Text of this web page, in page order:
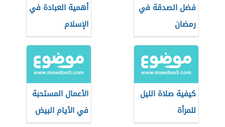
فضل الصدقة في
رمضان
أهمية العبادة في
الإسلام
كيفية صلاة الليل
للمرأة
الأعمال المستحبة
في الأيام البيض